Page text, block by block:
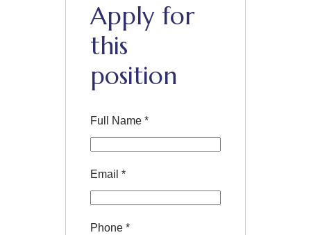
Apply for
this
position
Full Name *
Email *
Phone *